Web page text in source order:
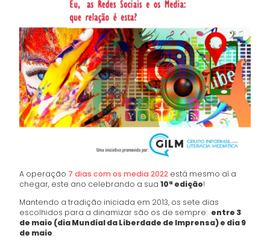
A operação 7 dias com os media 2022 está mesmo aí a
chegar, este ano celebrando a sua10ª edição!
Mantendo a tradição iniciada em 2013, os sete dias
escolhidos para a dinamizar são os de sempre: entre 3
de maio (dia Mundial da Liberdade de Imprensa) e dia 9
de maio.